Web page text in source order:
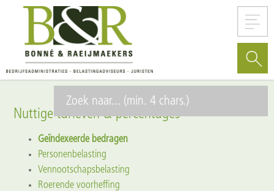
Nuttige tarieven & percentages
Geïndexeerde bedragen
Personenbelasting
Vennootschapsbelasting
Roerende voorheffing